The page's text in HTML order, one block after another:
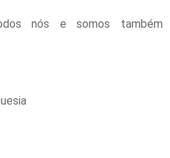
nós e somos também